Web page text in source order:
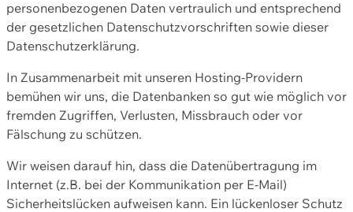
personenbezogenen Daten vertraulich und entsprechend
der gesetzlichen Datenschutzvorschriften sowie dieser
Datenschutzerklärung.
In Zusammenarbeit mit unseren Hosting-Providern
bemühen wir uns, die Datenbanken so gut wie möglich vor
fremden Zugriffen, Verlusten, Missbrauch oder vor
Fälschung zu schützen.
Wir weisen darauf hin, dass die Datenübertragung im
Internet (z.B. bei der Kommunikation per E-Mail)
Sicherheitslücken aufweisen kann. Ein lückenloser Schutz